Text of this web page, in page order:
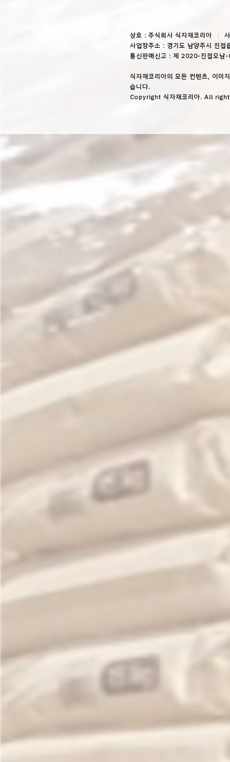
상호 : 주식회사 식자재코리아
사업장주소 : 경기도 남양주시 진
통신판매신고 : 제 2020-진접오남
식자재코리아의 모든 컨텐츠, 이미
습니다.
Copyright 식자재코리아. All